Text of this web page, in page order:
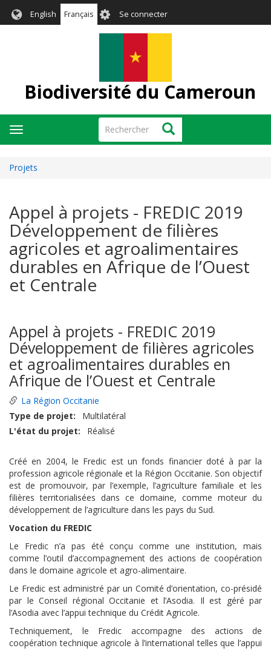
English Français User
account
Se connecter
Biodiversité du Cameroun
Rechercher Rechercher
Toggle
navigation
Projets
Appel à projets - FREDIC 2019
Développement de filières
agricoles et agroalimentaires
durables en Afrique de l’Ouest
et Centrale
Appel à projets - FREDIC 2019
Développement de filières agricoles
et agroalimentaires durables en
Afrique de l’Ouest et Centrale
La Région Occitanie
Type de projet
Multilatéral
L'état du projet
Réalisé
Créé en 2004, le Fredic est un fonds financier doté à par la
profession agricole régionale et la Région Occitanie. Son objectif
est de promouvoir, par l’exemple, l’agriculture familiale et les
filières territorialisées dans ce domaine, comme moteur du
développement de l’agriculture dans les pays du Sud.
Vocation du FREDIC
Le Fredic n’a pas été conçu comme une institution, mais
comme l’outil d’accompagnement des actions de coopération
dans le domaine agricole et agro-alimentaire.
Le Fredic est administré par un Comité d’orientation, co-présidé
par le Conseil régional Occitanie et l’Asodia. Il est géré par
l’Asodia avec l’appui technique du Crédit Agricole.
Techniquement, le Fredic accompagne des actions de
coopération technique agricole à l’international telles que l’appui